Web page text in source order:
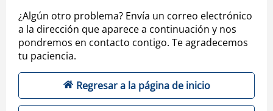
¿Algún otro problema? Envía un correo electrónico
a la dirección que aparece a continuación y nos
pondremos en contacto contigo. Te agradecemos
tu paciencia.
Regresar a la página de inicio